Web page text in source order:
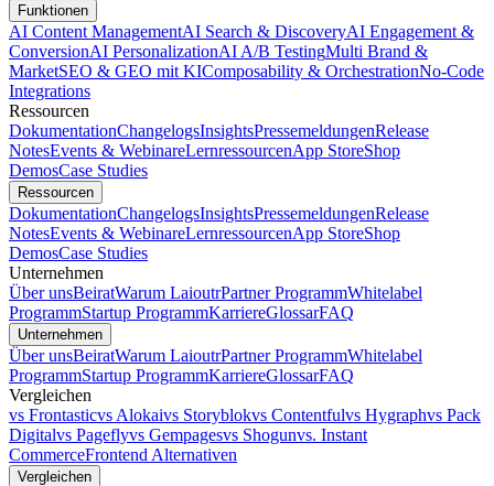
Funktionen
AI Content ManagementAI Search & DiscoveryAI Engagement &
ConversionAI PersonalizationAI A/B TestingMulti Brand &
MarketSEO & GEO mit KIComposability & OrchestrationNo-Code
Integrations
Ressourcen
DokumentationChangelogsInsightsPressemeldungenRelease
NotesEvents & WebinareLernressourcenApp StoreShop
DemosCase Studies
Ressourcen
DokumentationChangelogsInsightsPressemeldungenRelease
NotesEvents & WebinareLernressourcenApp StoreShop
DemosCase Studies
Unternehmen
Über unsBeiratWarum LaioutrPartner ProgrammWhitelabel
ProgrammStartup ProgrammKarriereGlossarFAQ
Unternehmen
Über unsBeiratWarum LaioutrPartner ProgrammWhitelabel
ProgrammStartup ProgrammKarriereGlossarFAQ
Vergleichen
vs Frontasticvs Alokaivs Storyblokvs Contentfulvs Hygraphvs Pack
Digitalvs Pageflyvs Gempagesvs Shogunvs. Instant
CommerceFrontend Alternativen
Vergleichen